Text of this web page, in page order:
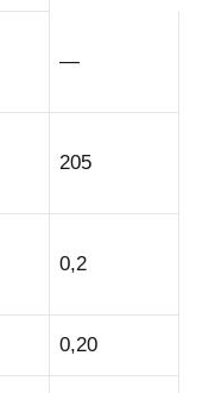
—
205
0,2
0,20